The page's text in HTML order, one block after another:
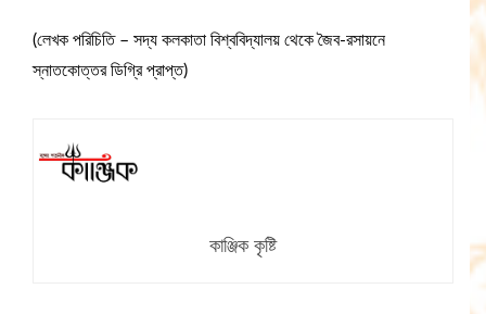
(লেখক পরিচিতি – সদ্য কলকাতা বিশ্ববিদ্যালয় থেকে জৈব-রসায়নে
স্নাতকোত্তর ডিগ্রি প্রাপ্ত)
কাঞ্জিক কৃষ্টি